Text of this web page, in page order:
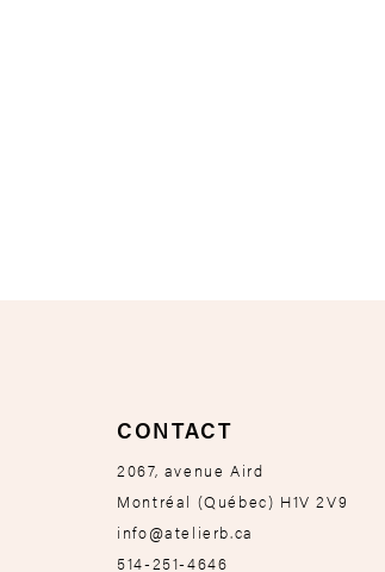
CONTACT
2067, avenue Aird
Montréal (Québec) H1V 2V9
info@atelierb.ca
514-251-4646